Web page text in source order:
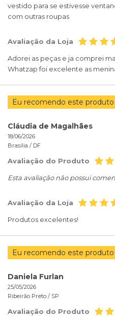
vestido para se estivesse
com outras roupas
Avaliação da Loja
Adorei as peças e ja comprei
Whatzap foi excelente as
Eu recomendo este produto
Cláudia de Magalhães
18/06/2026
Brasília / DF
Avaliação do Produto
Esta avaliação não possui
Avaliação da Loja
Produtos excelentes!
Eu recomendo este produto
Daniela Furlan
25/05/2026
Ribeirão Preto / SP
Avaliação do Produto